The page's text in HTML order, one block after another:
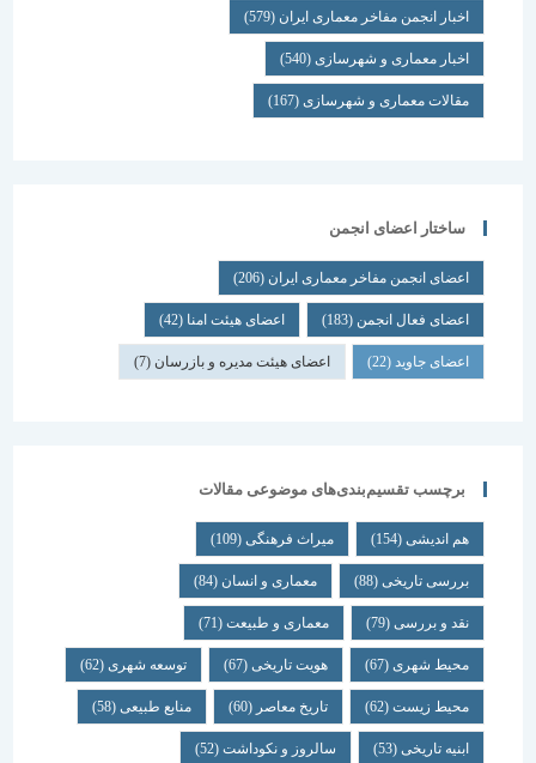
اخبار انجمن مفاخر معماری ایران (579)
اخبار معماری و شهرسازی(540)
مقالات معماری و شهرسازی(167)
ساختار اعضای انجمن
اعضای انجمن مفاخر معماری ایران (206)
اعضای فعال انجمن(183) اعضای هیئت امنا(42)
اعضای جاوید(22) اعضای هیئت مدیره و بازرسان(7)
برچسب تقسیم‌بندی‌های موضوعی مقالات
هم اندیشی (154) میراث فرهنگی (109)
بررسی تاریخی (88) معماری و انسان (84)
نقد و بررسی (79) معماری و طبیعت (71)
محیط شهری(67) هویت تاریخی(67) توسعه شهری(62)
محیط زیست(62) تاریخ معاصر(60) منابع طبیعی(58)
ابنیه تاریخی(53) سالروز و نکوداشت(52)